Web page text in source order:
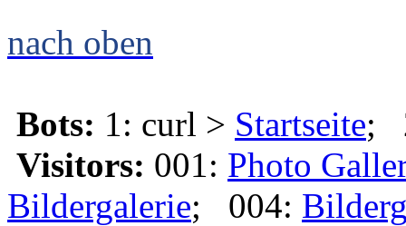
nach oben
Bots: 1: curl > Startseite;
Visitors: 001: Photo
Bildergalerie; 004: